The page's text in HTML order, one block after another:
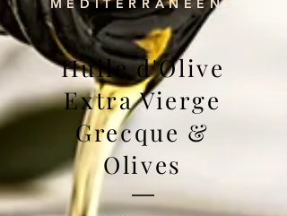
MÉDITERRANÉENS
Huile d'Olive
Extra Vierge
Grecque &
Olives